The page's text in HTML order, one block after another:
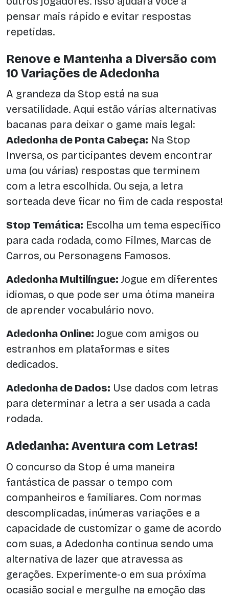
pensar mais rápido e evitar respostas
repetidas.
Renove e Mantenha a Diversão com
10 Variações de Adedonha
A grandeza da Stop está na sua
versatilidade. Aqui estão várias alternativas
bacanas para deixar o game mais legal:
Adedonha de Ponta Cabeça: Na Stop
Inversa, os participantes devem encontrar
uma (ou várias) respostas que terminem
com a letra escolhida. Ou seja, a letra
sorteada deve ficar no fim de cada resposta!
Stop Temática: Escolha um tema específico
para cada rodada, como Filmes, Marcas de
Carros, ou Personagens Famosos.
Adedonha Multilíngue: Jogue em diferentes
idiomas, o que pode ser uma ótima maneira
de aprender vocabulário novo.
Adedonha Online: Jogue com amigos ou
estranhos em plataformas e sites
dedicados.
Adedonha de Dados: Use dados com letras
para determinar a letra a ser usada a cada
rodada.
Adedanha: Aventura com Letras!
O concurso da Stop é uma maneira
fantástica de passar o tempo com
companheiros e familiares. Com normas
descomplicadas, inúmeras variações e a
capacidade de customizar o game de acordo
com suas, a Adedonha continua sendo uma
alternativa de lazer que atravessa as
gerações. Experimente-o em sua próxima
ocasião social e mergulhe na emoção das